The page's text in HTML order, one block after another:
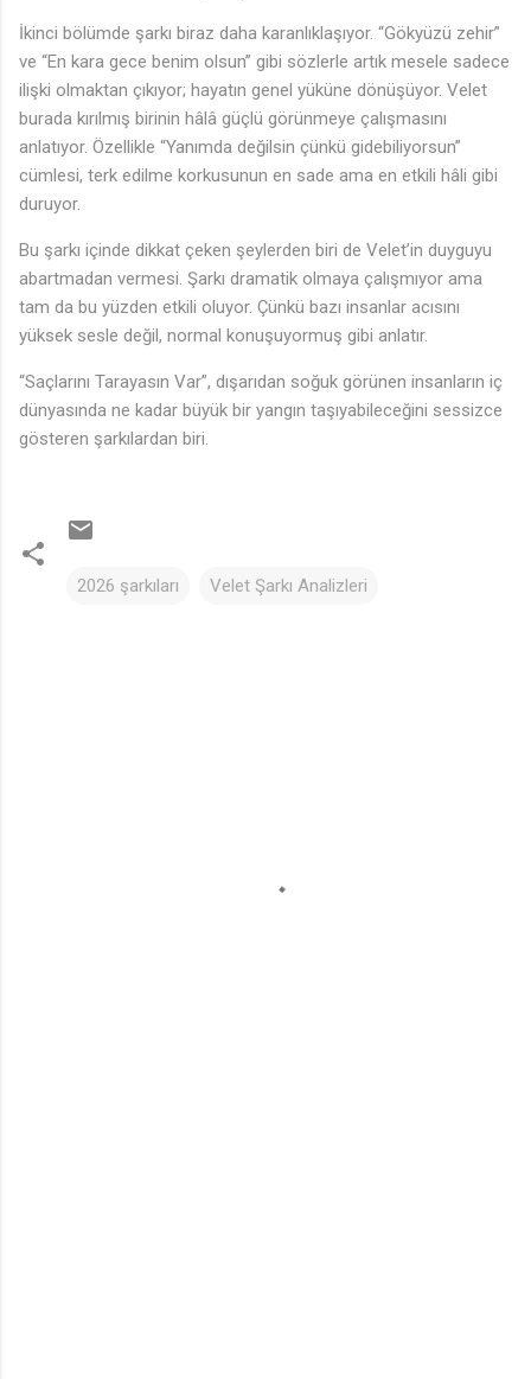
İkinci bölümde şarkı biraz daha karanlıklaşıyor. “Gökyüzü zehir”
ve “En kara gece benim olsun” gibi sözlerle artık mesele sadece
ilişki olmaktan çıkıyor; hayatın genel yüküne dönüşüyor. Velet
burada kırılmış birinin hâlâ güçlü görünmeye çalışmasını
anlatıyor. Özellikle “Yanımda değilsin çünkü gidebiliyorsun”
cümlesi, terk edilme korkusunun en sade ama en etkili hâli gibi
duruyor.
Bu şarkı içinde dikkat çeken şeylerden biri de Velet’in duyguyu
abartmadan vermesi. Şarkı dramatik olmaya çalışmıyor ama
tam da bu yüzden etkili oluyor. Çünkü bazı insanlar acısını
yüksek sesle değil, normal konuşuyormuş gibi anlatır.
“Saçlarını Tarayasın Var”, dışarıdan soğuk görünen insanların iç
dünyasında ne kadar büyük bir yangın taşıyabileceğini sessizce
gösteren şarkılardan biri.
2026 şarkıları Velet Şarkı Analizleri